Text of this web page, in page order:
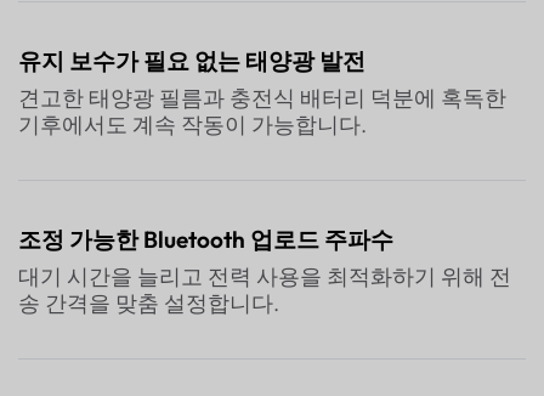
유지 보수가 필요 없는 태양광 발전
견고한 태양광 필름과 충전식 배터리 덕분에 혹독한
기후에서도 계속 작동이 가능합니다.
조정 가능한 Bluetooth 업로드 주파수
대기 시간을 늘리고 전력 사용을 최적화하기 위해 전
송 간격을 맞춤 설정합니다.